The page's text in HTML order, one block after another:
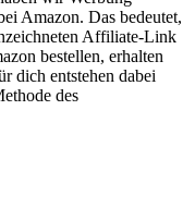
Amazon. Das bedeutet,
Affiliate-Link
bestellen, erhalten
dich entstehen dabei
des